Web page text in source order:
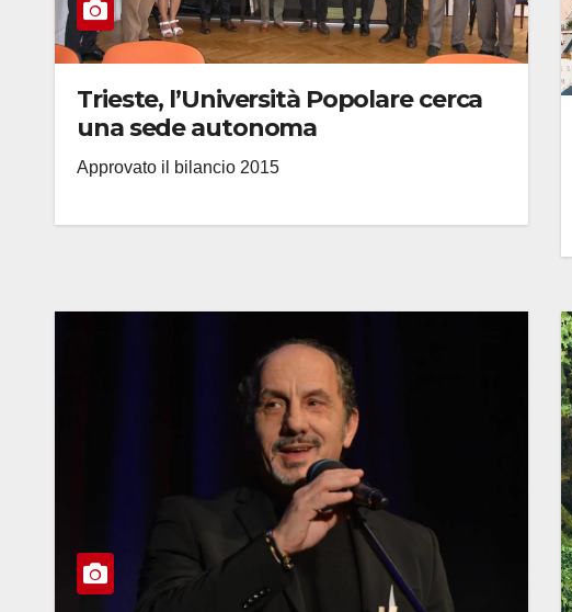
Trieste, l’Università Popolare cerca
una sede autonoma
Approvato il bilancio 2015